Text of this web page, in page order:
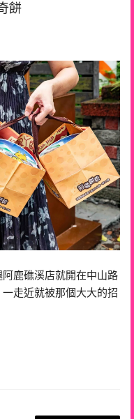
餅
鹿礁溪店就開在中山路
走近就被那個大大的招